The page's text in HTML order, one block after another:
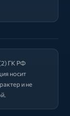
ГК РФ
носит
и не